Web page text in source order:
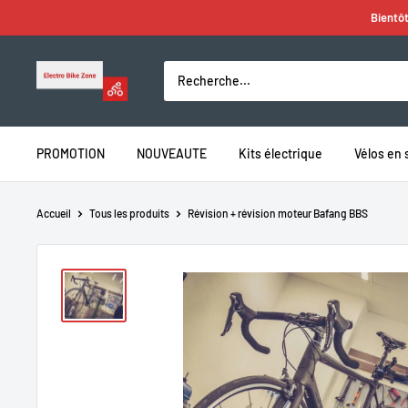
au
contenu
Electro
PROMOTION NOUVEAUTE Kits électrique Vélos en
Accueil Tous les produits Révision + révision moteur Bafang BBS